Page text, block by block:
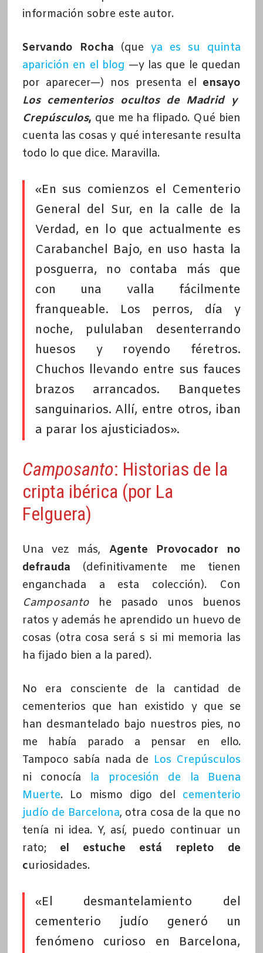
información sobre este autor.
Servando Rocha (queya es su quinta
aparición en el blog —y las que le quedan
por aparecer—) nos presenta el ensayo
Los cementerios ocultos de Madrid y
Crepúsculos, que me ha flipado. Qué bien
cuenta las cosas y qué interesante resulta
todo lo que dice. Maravilla.
«En sus comienzos el Cementerio
General del Sur, en la calle de la
Verdad, en lo que actualmente es
Carabanchel Bajo, en uso hasta la
posguerra, no contaba más que
con una valla fácilmente
franqueable. Los perros, día y
noche, pululaban desenterrando
huesos y royendo féretros.
Chuchos llevando entre sus fauces
brazos arrancados. Banquetes
sanguinarios. Allí, entre otros, iban
a parar los ajusticiados».
Camposanto: Historias de la
cripta ibérica (por La
Felguera)
Una vez más, Agente Provocador no
defrauda (definitivamente me tienen
enganchada a esta colección). Con
Camposantohe pasado unos buenos
ratos y además he aprendido un huevo de
cosas (otra cosa será s si mi memoria las
ha fijado bien a la pared).
No era consciente de la cantidad de
cementerios que han existido y que se
han desmantelado bajo nuestros pies, no
me había parado a pensar en ello.
Tampoco sabía nada de Los Crepúsculos
ni conocía la procesión de la Buena
Muerte. Lo mismo digo del cementerio
judío de Barcelona, otra cosa de la que no
tenía ni idea. Y, así, puedo continuar un
rato; el estuche está repleto de
curiosidades.
«El desmantelamiento del
cementerio judío generó un
fenómeno curioso en Barcelona,